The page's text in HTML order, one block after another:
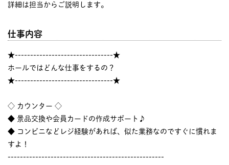
詳細は担当からご説明します。
仕事内容
★--------------------------------★
ホールではどんな仕事をするの？
★--------------------------------★
◇ カウンター ◇
◆ 景品交換や会員カードの作成サポート♪
◆ コンビニなどレジ経験があれば、似た業務なのですぐに慣れま
すよ！
---------------------------------------------------